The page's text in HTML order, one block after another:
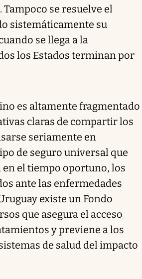
Tampoco se resuelve el
sistemáticamente su
se llega a la
los Estados terminan por
es altamente fragmentado
claras de compartir los
seriamente en
de seguro universal que
en el tiempo oportuno, los
ante las enfermedades
existe un Fondo
que asegura el acceso
y previene a los
de salud del impacto